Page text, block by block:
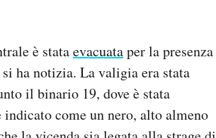
è stataevacuataper la presenza
ha notizia. La valigia era stata
il binario 19, dove è stata
come un nero, alto almeno